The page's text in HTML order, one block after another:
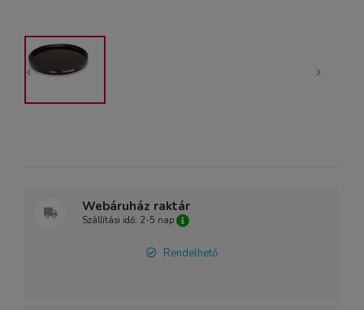
Webáruház raktár
Szállítási idő: 2-5 nap
Rendelhető